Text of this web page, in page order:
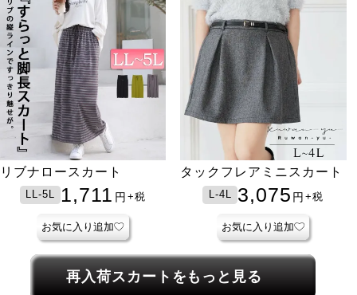
リブナロースカート
LL-5L 1,711 円 +税
お気に入り追加
タックフレアミニスカート
L-4L 3,075 円 +税
お気に入り追加
再入荷スカートをもっと見る